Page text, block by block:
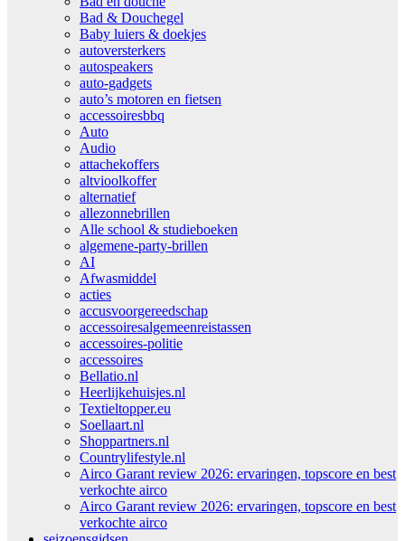
Bad & Douchegel
Baby luiers & doekjes
autoversterkers
autospeakers
auto-gadgets
auto’s motoren en fietsen
accessoiresbbq
Auto
Audio
attachekoffers
altvioolkoffer
alternatief
allezonnebrillen
Alle school & studieboeken
algemene-party-brillen
AI
Afwasmiddel
acties
accusvoorgereedschap
accessoiresalgemeenreistassen
accessoires-politie
accessoires
Bellatio.nl
Heerlijkehuisjes.nl
Textieltopper.eu
Soellaart.nl
Shoppartners.nl
Countrylifestyle.nl
Airco Garant review 2026: ervaringen, topscore en best
verkochte airco
Airco Garant review 2026: ervaringen, topscore en best
verkochte airco